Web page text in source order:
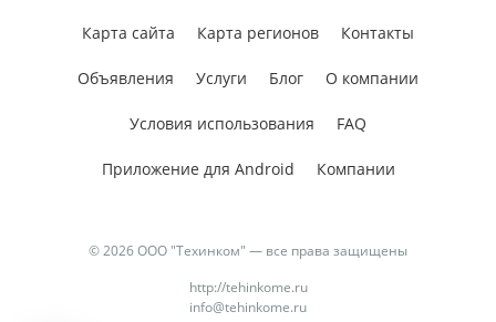
© 2026 ООО "Техинком" — все права защищены
http://tehinkome.ru
info@tehinkome.ru
Карта сайта Карта регионов Контакты
Объявления Услуги Блог О компании
Условия использования FAQ
Приложение для Android Компании